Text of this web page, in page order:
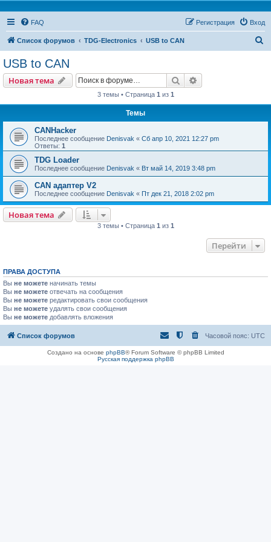
FAQ Вход
Регистрация
Список форумов TDG-Electronics USB to CAN
USB to CAN
Новая тема Поиск
3 темы • Страница 1 из 1
Темы
CANHacker
Последнее сообщение Denisvak « Сб апр 10, 2021 12:27 pm
Ответы: 1
TDG Loader
Последнее сообщение Denisvak « Вт май 14, 2019 3:48 pm
CAN адаптер V2
Последнее сообщение Denisvak « Пт дек 21, 2018 2:02 pm
Новая тема
3 темы • Страница 1 из 1
Перейти
ПРАВА ДОСТУПА
Вы не можете начинать темы
Вы не можете отвечать на сообщения
Вы не можете редактировать свои сообщения
Вы не можете удалять свои сообщения
Вы не можете добавлять вложения
Список форумов Часовой пояс: UTC
Создано на основе phpBB® Forum Software © phpBB Limited
Русская поддержка phpBB